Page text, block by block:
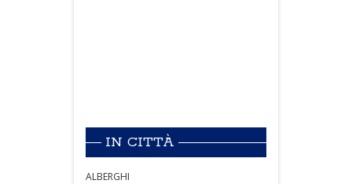
IN CITTÀ
ALBERGHI